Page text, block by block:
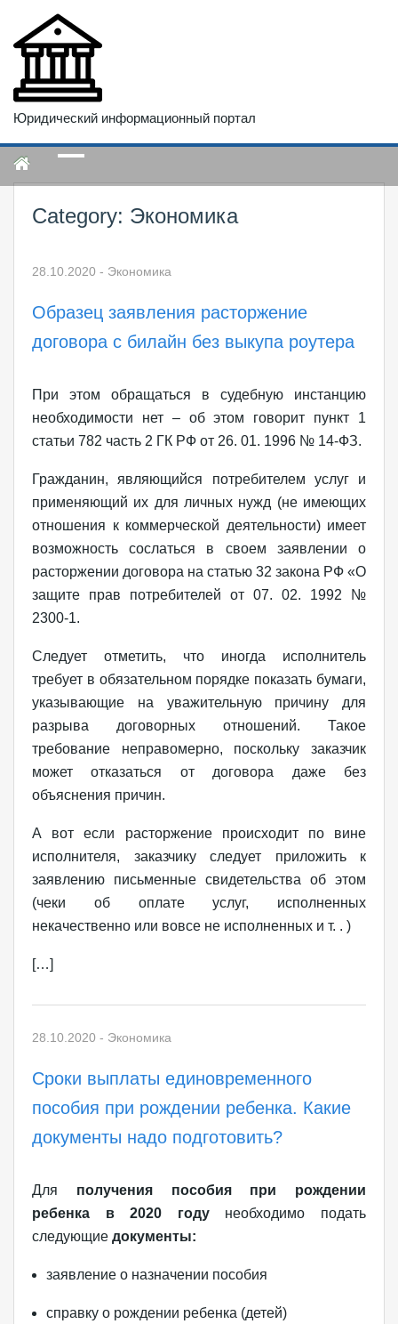
Юридический информационный портал
Category: Экономика
28.10.2020 - Экономика
Образец заявления расторжение
договора с билайн без выкупа роутера
При этом обращаться в судебную инстанцию
необходимости нет – об этом говорит пункт 1
статьи 782 часть 2 ГК РФ от 26. 01. 1996 № 14-ФЗ.
Гражданин, являющийся потребителем услуг и
применяющий их для личных нужд (не имеющих
отношения к коммерческой деятельности) имеет
возможность сослаться в своем заявлении о
расторжении договора на статью 32 закона РФ «О
защите прав потребителей от 07. 02. 1992 №
2300-1.
Следует отметить, что иногда исполнитель
требует в обязательном порядке показать бумаги,
указывающие на уважительную причину для
разрыва договорных отношений. Такое
требование неправомерно, поскольку заказчик
может отказаться от договора даже без
объяснения причин.
А вот если расторжение происходит по вине
исполнителя, заказчику следует приложить к
заявлению письменные свидетельства об этом
(чеки об оплате услуг, исполненных
некачественно или вовсе не исполненных и т. . )
[…]
28.10.2020 - Экономика
Сроки выплаты единовременного
пособия при рождении ребенка. Какие
документы надо подготовить?
Для получения пособия при рождении
ребенка в 2020 годунеобходимо подать
следующие документы:
заявление о назначении пособия
справку о рождении ребенка (детей)